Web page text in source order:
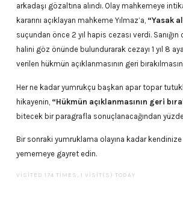
arkadaşı gözaltına alındı. Olay mahkemeye
kararını açıklayan mahkeme Yılmaz’a, “Yasak
suçundan önce 2 yıl hapis cezası verdi.
halini göz önünde bulundurarak cezayı 1 yıl 8
verilen hükmün açıklanmasının geri
Her ne kadar yumrukçu başkan apar topar
hikayenin, “Hükmün açıklanmasının geri
bitecek bir paragrafla sonuçlanacağından
Bir sonraki yumruklama olayına kadar
yememeye gayret edin.
VISITED 174 TIMES, 1 VISIT(S) TODAY